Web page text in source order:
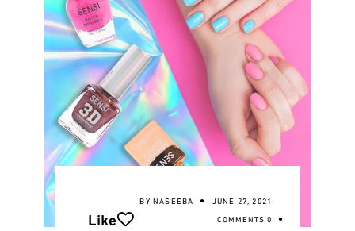
JUNE 27, 2021
BYNASEEBA
0 COMMENTS
Like